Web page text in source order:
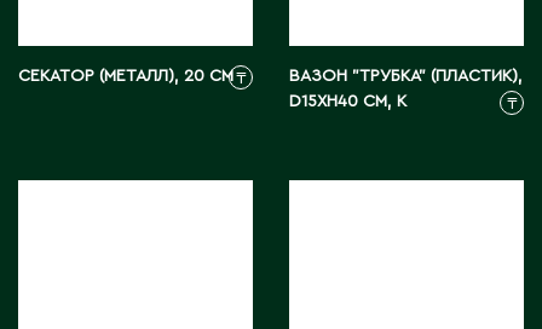
Текели
СЕКАТОР (МЕТАЛЛ), 20 СМ ₸
ВАЗОН "ТРУБКА" (ПЛАСТИК),
D15XH40 СМ, К
₸